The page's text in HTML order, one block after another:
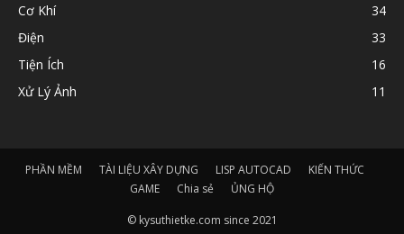
Cơ Khí
34
Điện
33
Tiện Ích
16
Xử Lý Ảnh
11
PHẦN MỀM TÀI LIỆU XÂY DỰNG LISP AUTOCAD
KIẾN THỨC
GAME
Chia sẻ ỦNG HỘ
© kysuthietke.com since 2021